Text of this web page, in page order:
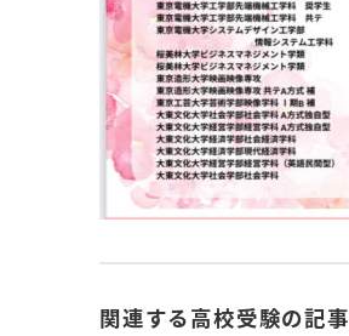
関連する高校受験の記事